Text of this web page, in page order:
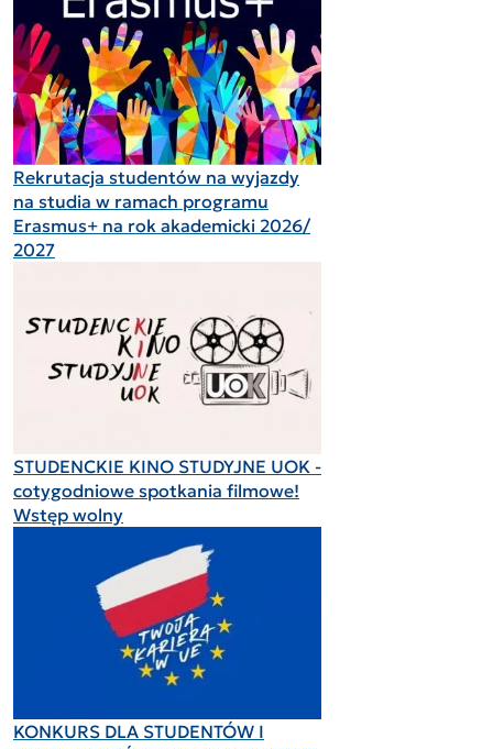
Rekrutacja studentów na wyjazdy
na studia w ramach programu
Erasmus+ na rok akademicki 2026/
2027
STUDENCKIE KINO STUDYJNE UOK -
cotygodniowe spotkania filmowe!
Wstęp wolny
KONKURS DLA STUDENTÓW I